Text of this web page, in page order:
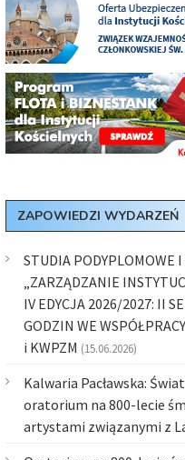
ZAPOWIEDZI WYDARZEŃ
STUDIA PODYPLOMOWE I
„ZARZĄDZANIE
IV EDYCJA 2026/2027: II
GODZIN WE
i KWPZM (15.06.2026)
Kalwaria Pacławska:
oratorium na 800-lecie
artystami związanymi z